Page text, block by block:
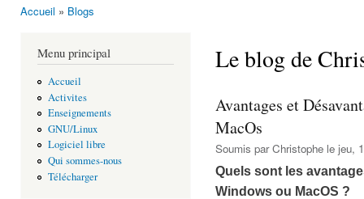
Accueil » Blogs
Menu principal
Accueil
Activites
Enseignements
GNU/Linux
Logiciel libre
Qui sommes-nous
Télécharger
Le blog de
Avantages et
MacOs
Soumis parChristophe le jeu,
Quels sont les
Windows ou MacOS ?